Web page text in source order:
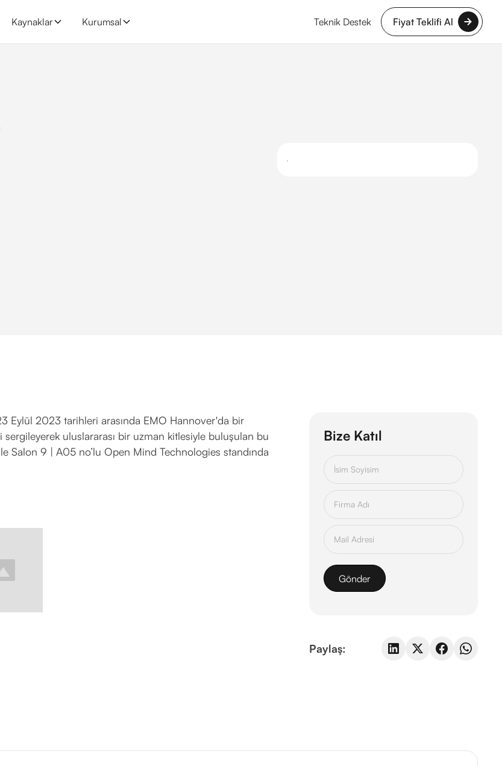
Kaynaklar Kurumsal Teknik Destek Fiyat Teklifi Al
Eylül 2023 tarihleri arasında EMO Hannover'da bir
uluslararası bir uzman kitlesiyle buluşulan bu
Salon 9 | A05 no’lu Open Mind Technologies standında
Bize Katıl
Paylaş: